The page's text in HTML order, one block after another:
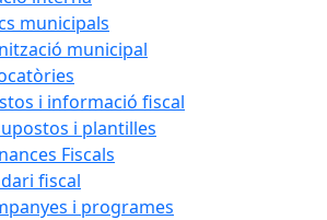
municipals
municipal
i informació fiscal
i plantilles
Fiscals
fiscal
i programes